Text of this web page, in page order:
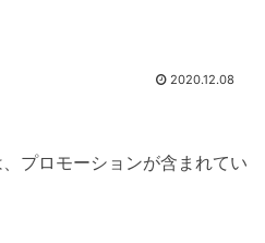
2020.12.08
プロモーションが含まれてい